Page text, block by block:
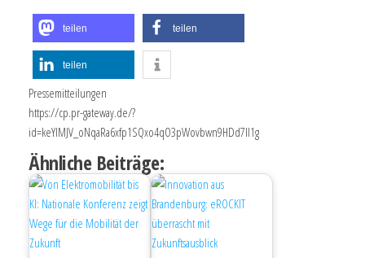
teilen teilen
teilen
Pressemitteilungen
https://cp.pr-gateway.de/?
id=keYlMJV_oNqaRa6xfp1SQxo4qO3pWovbwn9HDd7Il1g
Ähnliche Beiträge: